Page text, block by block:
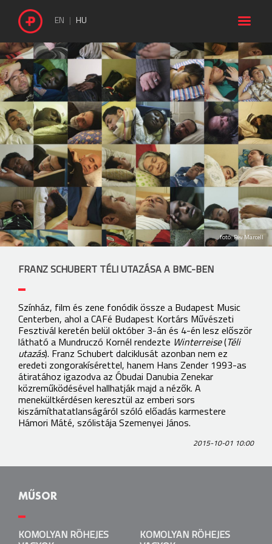
EN HU 
fotó: Rév Marcell
FRANZ SCHUBERT TÉLI UTAZÁSA A BMC-BEN
Színház, film és zene fonódik össze a Budapest Music
Centerben, ahol a CAFé Budapest Kortárs Művészeti
Fesztivál keretén belül október 3-án és 4-én lesz először
látható a Mundruczó Kornél rendezte Winterreise( Téli
utazás). Franz Schubert dalciklusát azonban nem ez
eredeti zongorakísérettel, hanem Hans Zender 1993-as
átiratához igazodva az Óbudai Danubia Zenekar
közreműködésével hallhatják majd a nézők. A
menekültkérdésen keresztül az emberi sors
kiszámíthatatlanságáról szóló előadás karmestere
Hámori Máté, szólistája Szemenyei János.
2015-10-01 10:00
MŰSOR
KOMOLYAN RÖHEJES VAGYOK
KOMOLYAN RÖHEJES
KOMOLYAN RÖHEJES